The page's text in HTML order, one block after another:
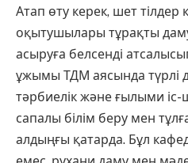
Атап өту керек, шет
оқытушылары тұрақты
асыруға белсенді
ұжымы ТДМ аясында түрлі
тәрбиелік және ғылыми іс-
сапалы білім беру мен
алдыңғы қатарда. Бұл